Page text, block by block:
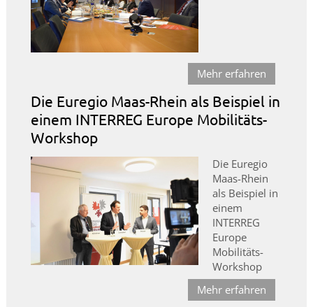
Mehr erfahren
Die Euregio Maas-Rhein als Beispiel in
einem INTERREG Europe Mobilitäts-
Workshop
Die Euregio
Maas-Rhein
als Beispiel in
einem
INTERREG
Europe
Mobilitäts-
Workshop
Mehr erfahren